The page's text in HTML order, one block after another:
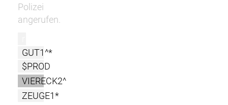
Polizei
angerufen.
GUT1^*
$PROD
VIERECK2^
ZEUGE1*